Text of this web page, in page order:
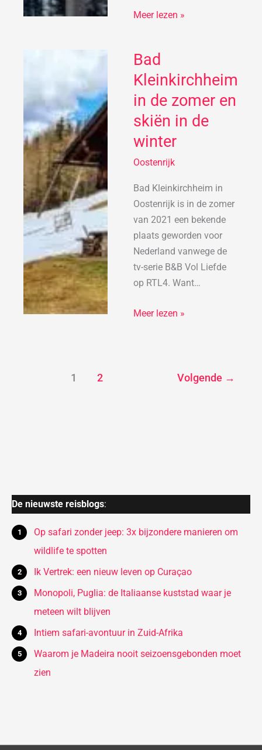
Meer lezen »
Bad
Kleinkirchheim
in de zomer en
skiën in de
winter
Oostenrijk
Bad Kleinkirchheim in
Oostenrijk is in de zomer
van 2021 een bekende
plaats geworden voor
Nederland vanwege de
tv-serie B&B Vol Liefde
op RTL4. Want…
Bad
Kleinkirchheim
in
de
zomer
en
in
de
winter
Meer lezen »
1 2 Volgende →
De nieuwste reisblogs:
Op safari zonder jeep: 3x bijzondere manieren om
wildlife te spotten
Ik Vertrek: een nieuw leven op Curaçao
Monopoli, Puglia: de Italiaanse kuststad waar je
meteen wilt blijven
Intiem safari-avontuur in Zuid-Afrika
Waarom je Madeira nooit seizoensgebonden moet
zien